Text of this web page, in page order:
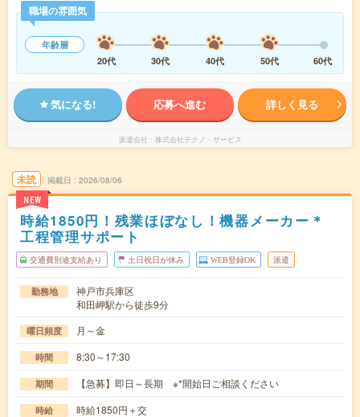
職場の雰囲気
年齢層
20代
30代 40代 50代 60代
気になる! 応募へ進む 詳しく見る
派遣会社 株式会社テクノ・サービス
未読
NEW
掲載日 2026/08/06
時給1850円！残業ほぼなし！機器メーカー＊
工程管理サポート
交通費別途支給あり 土日祝日が休み WEB登録OK 派遣
勤務地
神戸市兵庫区
和田岬駅から徒歩9分
曜日頻度 月～金
時間 8:30～17:30
期間 【急募】即日～長期 ※*開始日ご相談ください
時給 時給1850円＋交